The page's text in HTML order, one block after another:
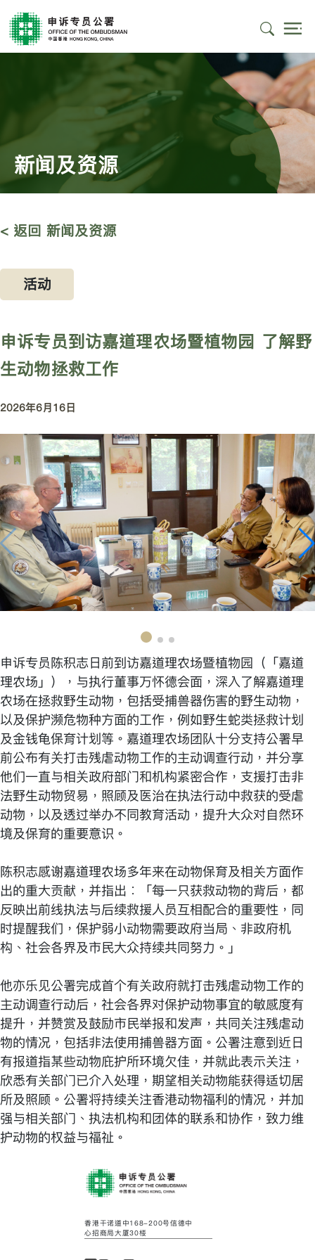
新闻及资源
< 返回 新闻及资源
活动
申诉专员到访嘉道理农场暨植物园 了解野
生动物拯救工作
2026年6月16日
申诉专员陈积志日前到访嘉道理农场暨植物园（「嘉道
理农场」），与执行董事万怀德会面，深入了解嘉道理
农场在拯救野生动物，包括受捕兽器伤害的野生动物，
以及保护濒危物种方面的工作，例如野生蛇类拯救计划
及金钱龟保育计划等。嘉道理农场团队十分支持公署早
前公布有关打击残虐动物工作的主动调查行动，并分享
他们一直与相关政府部门和机构紧密合作，支援打击非
法野生动物贸易，照顾及医治在执法行动中救获的受虐
动物，以及透过举办不同教育活动，提升大众对自然环
境及保育的重要意识。
陈积志感谢嘉道理农场多年来在动物保育及相关方面作
出的重大贡献，并指出︰「每一只获救动物的背后，都
反映出前线执法与后续救援人员互相配合的重要性，同
时提醒我们，保护弱小动物需要政府当局、非政府机
构、社会各界及市民大众持续共同努力。」
他亦乐见公署完成首个有关政府就打击残虐动物工作的
主动调查行动后，社会各界对保护动物事宜的敏感度有
提升，并赞赏及鼓励市民举报和发声，共同关注残虐动
物的情况，包括非法使用捕兽器方面。公署注意到近日
有报道指某些动物庇护所环境欠佳，并就此表示关注，
欣悉有关部门已介入处理，期望相关动物能获得适切居
所及照顾。公署将持续关注香港动物福利的情况，并加
强与相关部门、执法机构和团体的联系和协作，致力维
护动物的权益与福祉。
香港干诺道中168-200号信德中
心招商局大厦30楼